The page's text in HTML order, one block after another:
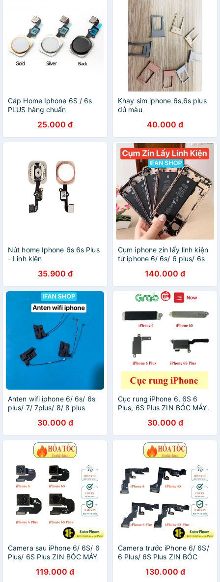
Cáp Home Iphone 6S / 6s
PLUS hàng chuẩn
25.000 đ
Khay sim iphone 6s,6s plus
đủ màu
40.000 đ
Nút home Iphone 6s 6s Plus
- Linh kiện
35.900 đ
Cụm iphone zin lấy linh kiện
từ iphone 6/ 6s/ 6 plus/ 6s
140.000 đ
Anten wifi iphone 6/ 6s/ 6s
plus/ 7/ 7plus/ 8/ 8 plus
30.000 đ
Cục rung iPhone 6, 6S 6
Plus, 6S Plus ZIN BÓC MÁY.
30.000 đ
Camera sau iPhone 6/ 6S/ 6
Plus/ 6S Plus ZIN BÓC MÁY
119.000 đ
Camera trước iPhone 6/ 6S/
6 Plus/ 6S Plus ZIN BÓC
130.000 đ